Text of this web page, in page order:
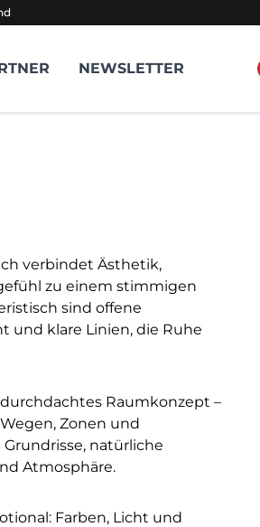
NEWSLETTER
verbindet Ästhetik,
zu einem stimmigen
sind offene
und klare Linien, die Ruhe
Raumkonzept –
Zonen und
natürliche
Atmosphäre.
Farben, Licht und